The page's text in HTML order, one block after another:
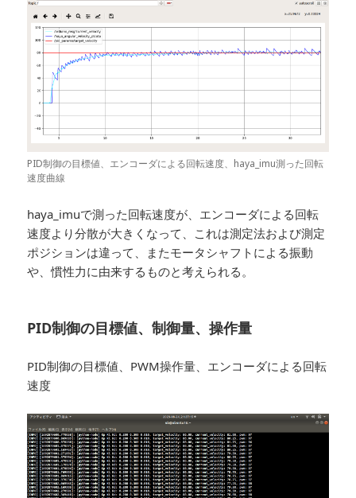
PID制御の目標値、エンコーダによる回転速度、haya_imu測った回転
速度曲線
haya_imuで測った回転速度が、エンコーダによる回転
速度より分散が大きくなって、これは測定法および測定
ポジションは違って、またモータシャフトによる振動
や、慣性力に由来するものと考えられる。
PID制御の目標値、制御量、操作量
PID制御の目標値、PWM操作量、エンコーダによる回転
速度